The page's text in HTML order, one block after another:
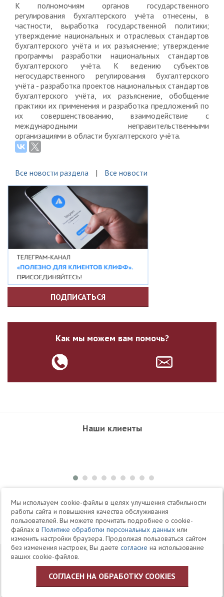
К полномочиям органов государственного
регулирования бухгалтерского учёта отнесены, в
частности, выработка государственной политики;
утверждение национальных и отраслевых стандартов
бухгалтерского учёта и их разъяснение; утверждение
программы разработки национальных стандартов
бухгалтерского учёта. К ведению субъектов
негосударственного регулирования бухгалтерского
учёта - разработка проектов национальных стандартов
бухгалтерского учёта, их разъяснение, обобщение
практики их применения и разработка предложений по
их совершенствованию, взаимодействие с
международными неправительственными
организациями в области бухгалтерского учёта.
Все новости раздела Все новости
ПОДПИСАТЬСЯ
Как мы можем вам помочь?
Наши клиенты
+7 495 504-34-61
Telegram Max
© 1994-2026 Юридическая Фирма «Клифф»
Юридические услуги, аудит, офшоры
Политика ЗАО «Юридическая фирма «КЛИФФ» в отношении
обработки персональных данных пользователей
Мы используем cookie-файлы в целях улучшения стабильности
работы сайта и повышения качества обслуживания
пользователей. Вы можете прочитать подробнее о cookie-
файлах вПолитике обработки персональных данных или
изменить настройки браузера. Продолжая пользоваться сайтом
без изменения настроек, Вы даетесогласие на использование
ваших cookie-файлов.
СОГЛАСЕН НА ОБРАБОТКУ COOKIES